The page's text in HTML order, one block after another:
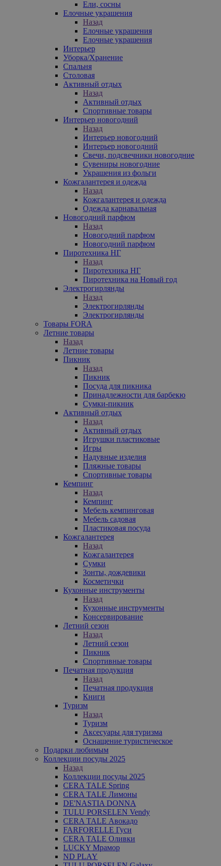
Ели, сосны
Елочные украшения
Назад
Елочные украшения
Елочные украшения
Интерьер
Уборка/Хранение
Спальня
Столовая
Активный отдых
Назад
Активный отдых
Спортивные товары
Интерьер новогодний
Назад
Интерьер новогодний
Интерьер новогодний
Свечи, подсвечники новогодние
Сувениры новогодние
Украшения из фольги
Кожгалантерея и одежда
Назад
Кожгалантерея и одежда
Одежда карнавальная
Новогодний парфюм
Назад
Новогодний парфюм
Новогодний парфюм
Пиротехника НГ
Назад
Пиротехника НГ
Пиротехника на Новый год
Электрогирлянды
Назад
Электрогирлянды
Электрогирлянды
Товары FORA
Летние товары
Назад
Летние товары
Пикник
Назад
Пикник
Посуда для пикника
Принадлежности для барбекю
Сумки-пикник
Активный отдых
Назад
Активный отдых
Игрушки пластиковые
Игры
Надувные изделия
Пляжные товары
Спортивные товары
Кемпинг
Назад
Кемпинг
Мебель кемпинговая
Мебель садовая
Пластиковая посуда
Кожгалантерея
Назад
Кожгалантерея
Сумки
Зонты, дождевики
Косметички
Кухонные инструменты
Назад
Кухонные инструменты
Консервирование
Летний сезон
Назад
Летний сезон
Пикник
Спортивные товары
Печатная продукция
Назад
Печатная продукция
Книги
Туризм
Назад
Туризм
Аксесуары для туризма
Оснащение туристическое
Подарки любимым
Коллекции посуды 2025
Назад
Коллекции посуды 2025
CERA TALE Spring
CERA TALE Лимоны
DE'NASTIA DONNA
TULU PORSELEN Vendy
CERA TALE Авокадо
FARFORELLE Гуси
CERA TALE Оливки
LUCKY Мрамор
ND PLAY